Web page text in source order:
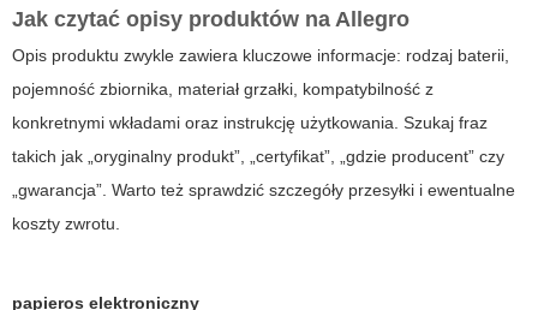
Jak czytać opisy produktów na Allegro
Opis produktu zwykle zawiera kluczowe informacje: rodzaj baterii,
pojemność zbiornika, materiał grzałki, kompatybilność z
konkretnymi wkładami oraz instrukcję użytkowania. Szukaj fraz
takich jak „oryginalny produkt”, „certyfikat”, „gdzie producent” czy
„gwarancja”. Warto też sprawdzić szczegóły przesyłki i ewentualne
koszty zwrotu.
papieros elektroniczny